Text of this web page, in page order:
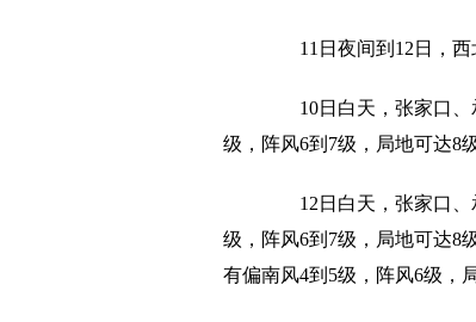
11日夜间到12日，西
10日白天，张家口、承
级，阵风6到7级，局地可达8级
12日白天，张家口、承
级，阵风6到7级，局地可达8
有偏南风4到5级，阵风6级，